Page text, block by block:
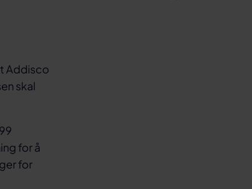
Addisco
skal
for å
for